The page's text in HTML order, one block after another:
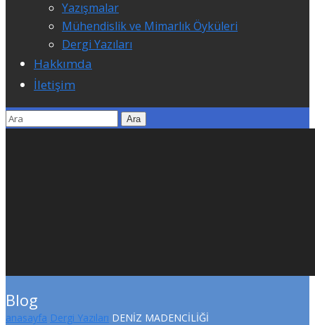
Yazışmalar
Mühendislik ve Mimarlık Öyküleri
Dergi Yazıları
Hakkımda
İletişim
Blog
anasayfa Dergi Yazıları DENİZ MADENCİLİĞİ